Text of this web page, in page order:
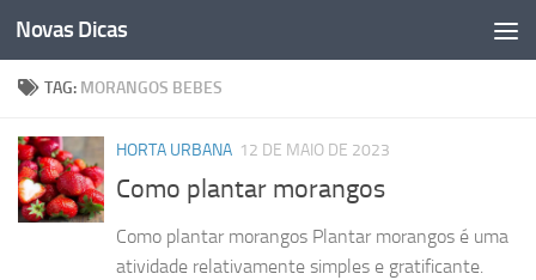
Skip to content
Novas Dicas
TAG: MORANGOS BEBES
HORTA URBANA 12 DE MAIO DE 2023
Como plantar morangos
Como plantar morangos Plantar morangos é uma
atividade relativamente simples e gratificante.